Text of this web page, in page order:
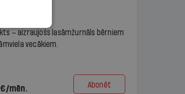
– aizraujošs lasāmžurnāls bērniem
vecākiem.
mēn. Abonēt